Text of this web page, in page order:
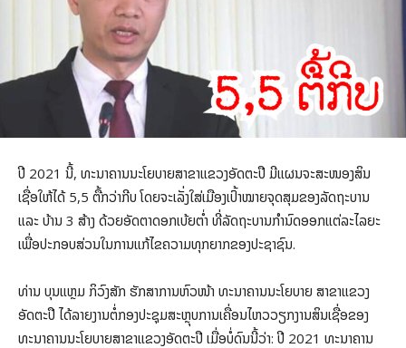
ປີ 2021 ນີ້, ທະນາຄານນະໂຍບາຍສາຂາແຂວງອັດຕະປື ມີແຜນຈະສະໜອງສິນ
ເຊື່ອໃຫ້ໄດ້ 5,5 ຕື້ກວ່າກີບ ໂດຍຈະເລັ່ງໃສ່ເມືອງເປົ້າໝາຍຈຸດສຸມຂອງລັດຖະບານ
ແລະ ບ້ານ 3 ສ້າງ ດ້ວຍອັດຕາດອກເບ້ຍຕໍ່າ ທີ່ລັດຖະບານກຳນົດອອກແຕ່ລະໄລຍະ
ເພື່ອປະກອບສ່ວນໃນການແກ້ໄຂຄວາມທຸກຍາກຂອງປະຊາຊົນ.
ທ່ານ ບຸນແຫຼມ ກິວົງສັກ ຮັກສາການຫົວໜ້າ ທະນາຄານນະໂຍບາຍ ສາຂາແຂວງ
ອັດຕະປື ໄດ້ລາຍງານຕໍ່ກອງປະຊຸມສະຫຼຸບການເຄື່ອນໄຫວວຽກງານສິນເຊື່ອຂອງ
ທະນາຄານນະໂຍບາຍສາຂາແຂວງອັດຕະປື ເມື່ອບໍ່ດົນນີ້ວ່າ: ປີ 2021 ທະນາຄານ